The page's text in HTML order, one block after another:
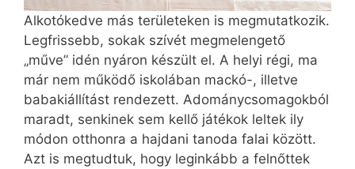
Alkotókedve más területeken is megmutatkozik.
Legfrissebb, sokak szívét megmelengető
„műve” idén nyáron készült el. A helyi régi, ma
már nem működő iskolában mackó-, illetve
babakiállítást rendezett. Adománycsomagokból
maradt, senkinek sem kellő játékok leltek ily
módon otthonra a hajdani tanoda falai között.
Azt is megtudtuk, hogy leginkább a felnőttek